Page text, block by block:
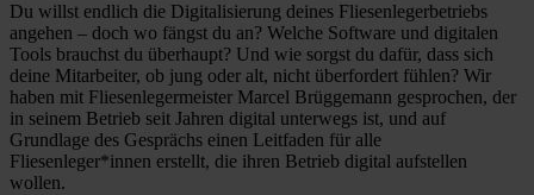
Du willst endlich die Digitalisierung deines Fliesenlegerbetriebs
angehen – doch wo fängst du an? Welche Software und digitalen
Tools brauchst du überhaupt? Und wie sorgst du dafür, dass sich
deine Mitarbeiter, ob jung oder alt, nicht überfordert fühlen? Wir
haben mit Fliesenlegermeister Marcel Brüggemann gesprochen, der
in seinem Betrieb seit Jahren digital unterwegs ist, und auf
Grundlage des Gesprächs einen Leitfaden für alle
Fliesenleger*innen erstellt, die ihren Betrieb digital aufstellen
wollen.